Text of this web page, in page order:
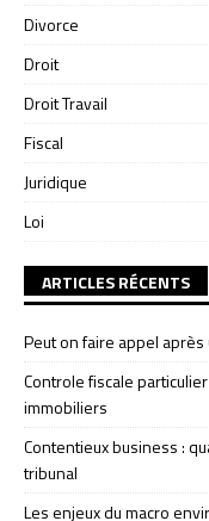
Divorce
Droit
Droit Travail
Fiscal
Juridique
Loi
ARTICLES RÉCENTS
Peut on faire appel
Controle fiscale
immobiliers
Contentieux business :
tribunal
Les enjeux du macro